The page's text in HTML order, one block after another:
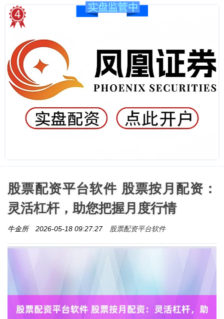
股票配资平台软件 股票按月配资：
灵活杠杆，助您把握月度行情
牛金所 2026-05-18 09:27:27 股票配资平台软件